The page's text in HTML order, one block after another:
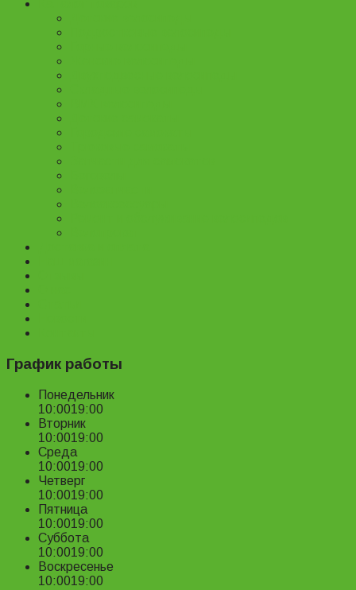
График работы
Понедельник
10:0019:00
Вторник
10:0019:00
Среда
10:0019:00
Четверг
10:0019:00
Пятница
10:0019:00
Суббота
10:0019:00
Воскресенье
10:0019:00